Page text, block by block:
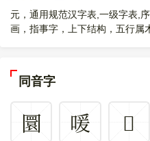
元，通用规范汉字表,一级字表,
画，指事字，上下结构，五行属
同音字
圜 喛 𠫒